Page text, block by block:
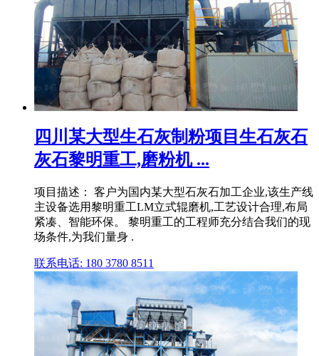
四川某大型生石灰制粉项目生石灰石
灰石黎明重工,磨粉机 ...
项目描述： 客户为国内某大型石灰石加工企业,该生产线
主设备选用黎明重工LM立式辊磨机,工艺设计合理,布局
紧凑、智能环保。 黎明重工的工程师充分结合我们的现
场条件,为我们量身 .
联系电话: 180 3780 8511